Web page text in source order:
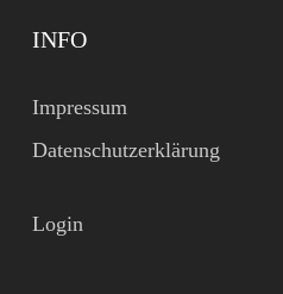
INFO
Impressum
Datenschutzerklärung
Login